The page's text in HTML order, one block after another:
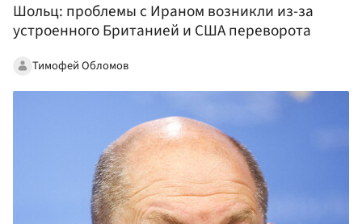
Шольц: проблемы с Ираном возникли из-за
устроенного Британией и США переворота
Тимофей Обломов